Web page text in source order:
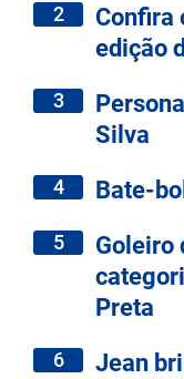
2
Confira
edição
3
Silva
4 Bate-
5
Goleiro
Preta
6 Jean